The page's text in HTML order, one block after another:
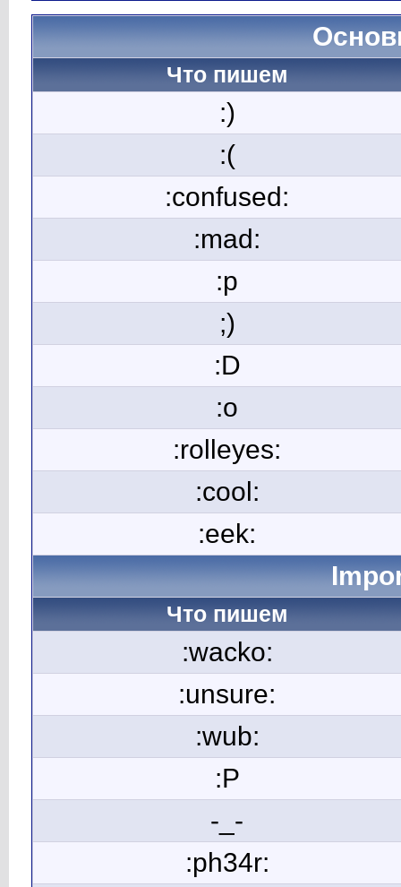
Что пишем
:)
:(
:confused:
:mad:
:p
;)
:D
:o
:rolleyes:
:cool:
:eek:
Что пишем
:wacko:
:unsure:
:wub:
:P
-_-
:ph34r: